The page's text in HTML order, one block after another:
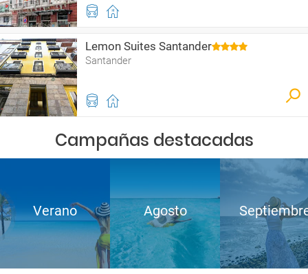
Lemon Suites Santander
Santander
Campañas destacadas
Verano Agosto